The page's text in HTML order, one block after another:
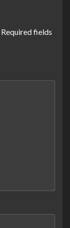
Required fields